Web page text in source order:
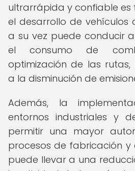
ultrarrápida y confiable
el desarrollo de vehículos
a su vez puede conducir
el consumo de
optimización de las
a la disminución de
Además, la
entornos industriales y
permitir una mayor
procesos de fabricación y
puede llevar a una